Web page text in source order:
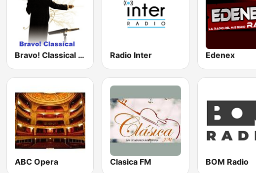
Bravo! Classical Music Radio Inter Edenex
ABC Opera Clasica FM BOM Radio